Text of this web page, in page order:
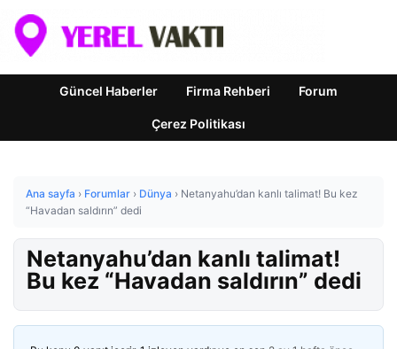
Güncel Haberler Firma Rehberi Forum
Çerez Politikası
Ana sayfa › Forumlar › Dünya › Netanyahu’dan kanlı talimat! Bu kez
“Havadan saldırın” dedi
Netanyahu’dan kanlı talimat!
Bu kez “Havadan saldırın” dedi